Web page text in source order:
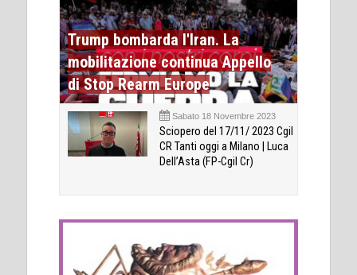
Trump bombarda l'Iran. La
mobilitazione continua Appello
di Stop Rearm Europe
Sabato 18 Novembre 2023
Sciopero del 17/11/ 2023 Cgil
CR Tanti oggi a Milano | Luca
Dell’Asta (FP-Cgil Cr)